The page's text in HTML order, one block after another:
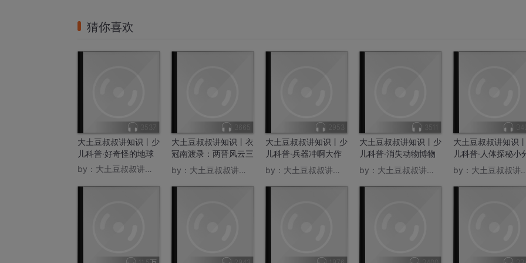
猜你喜欢
3537
大土豆叔叔讲知识丨少
儿科普·好奇怪的地球
by： 大土豆叔叔讲知识
3665
大土豆叔叔讲知识丨衣
冠南渡录：两晋风云三
百年
by： 大土豆叔叔讲知识
2953
大土豆叔叔讲知识丨少
儿科普·兵器冲啊大作
战
by： 大土豆叔叔讲知识
3511
大土豆叔叔讲知识丨少
儿科普·消失动物博物
馆
by： 大土豆叔叔讲知识
大土豆叔叔讲知识
儿科普·人体探秘小
队
by： 大土豆叔叔讲知识